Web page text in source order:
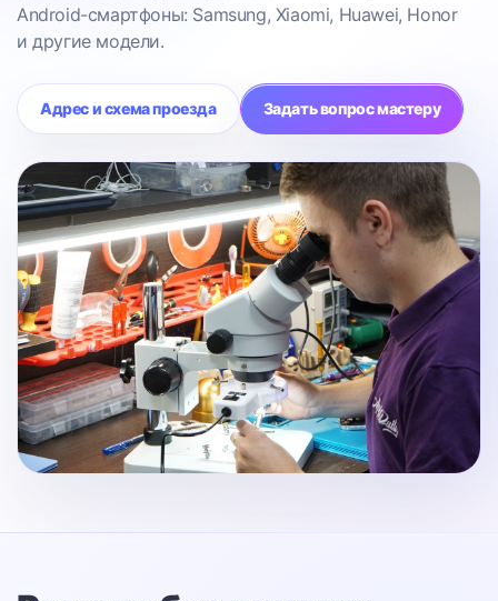
Android-смартфоны: Samsung, Xiaomi, Huawei, Honor
и другие модели.
Адрес и схема проезда Задать вопрос мастеру